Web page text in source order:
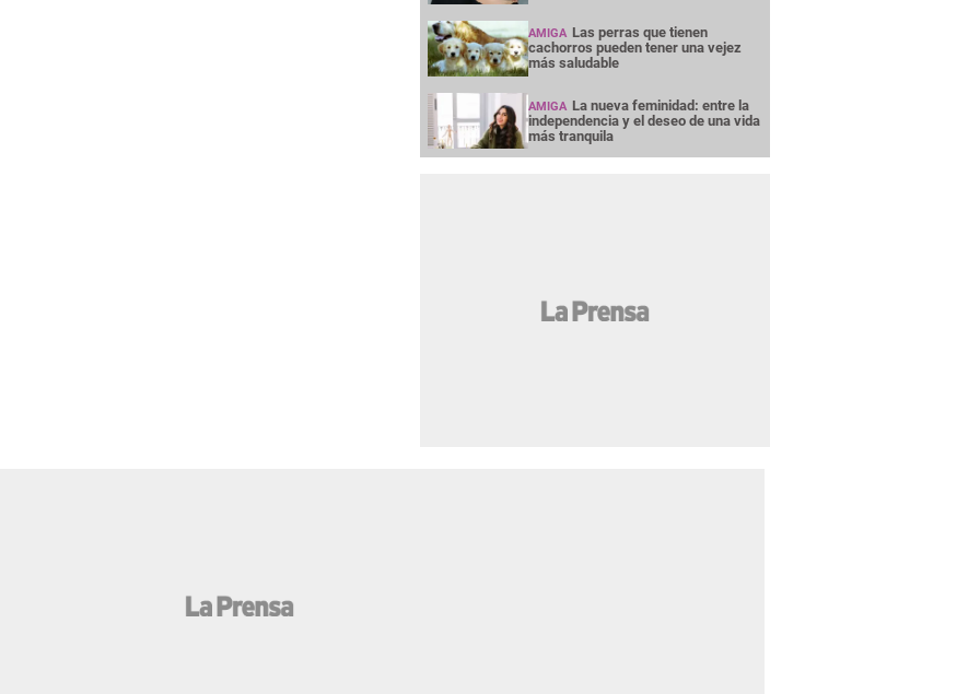
AMIGA Las perras que tienen
cachorros pueden tener una vejez
más saludable
AMIGA La nueva feminidad: entre la
independencia y el deseo de una vida
más tranquila